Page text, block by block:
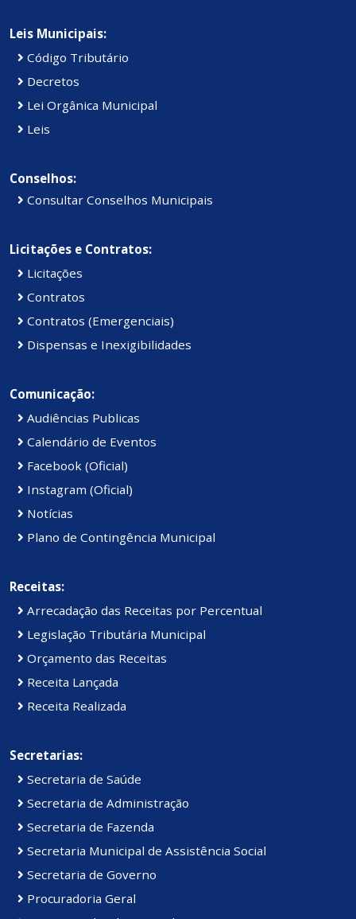
Leis Municipais:
Código Tributário
Decretos
Lei Orgânica Municipal
Leis
Conselhos:
Consultar Conselhos Municipais
Licitações e Contratos:
Licitações
Contratos
Contratos (Emergenciais)
Dispensas e Inexigibilidades
Comunicação:
Audiências Publicas
Calendário de Eventos
Facebook (Oficial)
Instagram (Oficial)
Notícias
Plano de Contingência Municipal
Receitas:
Arrecadação das Receitas por Percentual
Legislação Tributária Municipal
Orçamento das Receitas
Receita Lançada
Receita Realizada
Secretarias:
Secretaria de Saúde
Secretaria de Administração
Secretaria de Fazenda
Secretaria Municipal de Assistência Social
Secretaria de Governo
Procuradoria Geral